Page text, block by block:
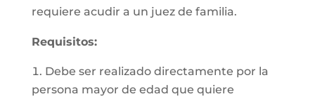
requiere acudir a un juez de familia.
Requisitos:
Debe ser realizado directamente por la
persona mayor de edad que quiere